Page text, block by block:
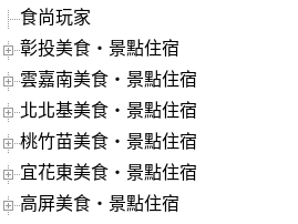
食尚玩家
彰投美食‧景點住宿
雲嘉南美食‧景點住宿
北北基美食‧景點住宿
桃竹苗美食‧景點住宿
宜花東美食‧景點住宿
高屏美食‧景點住宿